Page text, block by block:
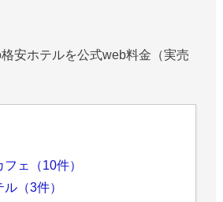
格安ホテルを公式web料金（実売
ェ（10件）
（3件）